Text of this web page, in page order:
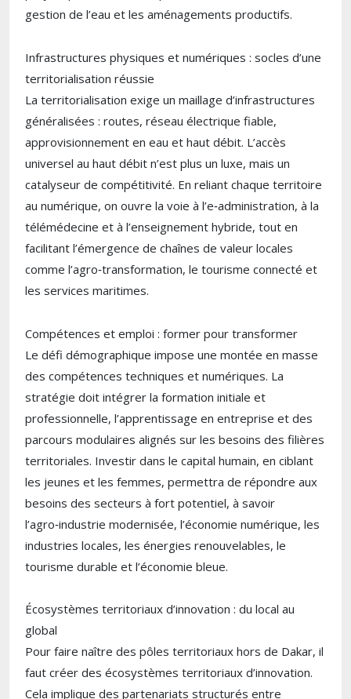
gestion de l’eau et les aménagements productifs.
Infrastructures physiques et numériques : socles d’une
territorialisation réussie
La territorialisation exige un maillage d’infrastructures
généralisées : routes, réseau électrique fiable,
approvisionnement en eau et haut débit. L’accès
universel au haut débit n’est plus un luxe, mais un
catalyseur de compétitivité. En reliant chaque territoire
au numérique, on ouvre la voie à l’e‑administration, à la
télémédecine et à l’enseignement hybride, tout en
facilitant l’émergence de chaînes de valeur locales
comme l’agro‑transformation, le tourisme connecté et
les services maritimes.
Compétences et emploi : former pour transformer
Le défi démographique impose une montée en masse
des compétences techniques et numériques. La
stratégie doit intégrer la formation initiale et
professionnelle, l’apprentissage en entreprise et des
parcours modulaires alignés sur les besoins des filières
territoriales. Investir dans le capital humain, en ciblant
les jeunes et les femmes, permettra de répondre aux
besoins des secteurs à fort potentiel, à savoir
l’agro‑industrie modernisée, l’économie numérique, les
industries locales, les énergies renouvelables, le
tourisme durable et l’économie bleue.
Écosystèmes territoriaux d’innovation : du local au
global
Pour faire naître des pôles territoriaux hors de Dakar, il
faut créer des écosystèmes territoriaux d’innovation.
Cela implique des partenariats structurés entre